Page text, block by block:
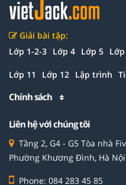
Giải bài tập:
Lớp 1-2-3 Lớp 4 Lớp 5
Lớp 11 Lớp 12 Lập trình
Chính sách
Liên hệ với chúng tôi
Tầng 2, G4 - G5 Tòa nhà
Phường Khương Đình, Hà Nội
Phone: 084 283 45 85